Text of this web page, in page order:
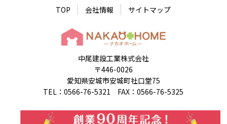
TOP 会社情報 サイトマップ
中尾建設工業株式会社
〒446-0026
愛知県安城市安城町社口堂75
TEL：0566-76-5321 FAX：0566-76-5325